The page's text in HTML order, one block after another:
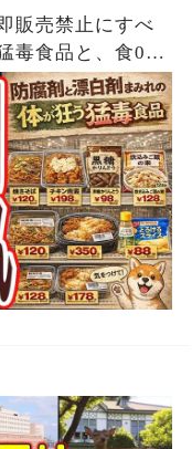
販売禁止にすべ
毒食品と、食00
ない天然の薬レ